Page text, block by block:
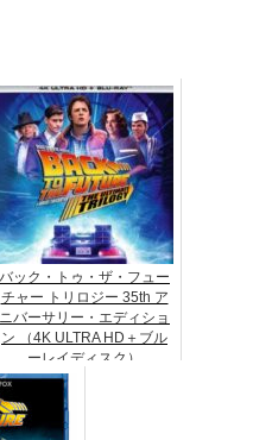
バック・トゥ・ザ・フュー
チャー トリロジー 35th ア
ニバーサリー・エディショ
ン （4K ULTRA HD＋ブル
ーレイディスク）